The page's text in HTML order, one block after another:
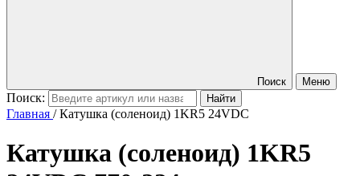
Поиск Меню
Поиск:
Главная /Катушка (соленоид) 1KR5 24VDC
Катушка (соленоид) 1KR5